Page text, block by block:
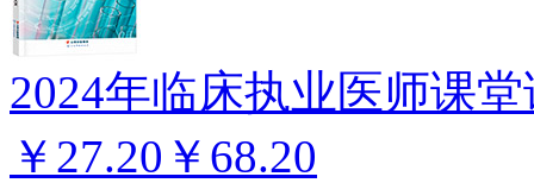
2024年临床执业医师课
￥27.20 ￥68.20